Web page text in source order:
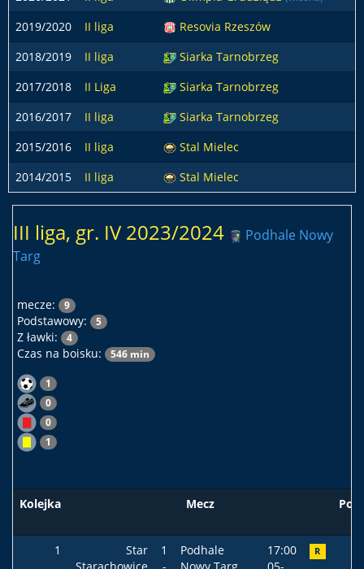
2019/2020 II liga
Resovia Rzeszów
2018/2019
II liga
Siarka Tarnobrzeg
2017/2018
II Liga
Siarka Tarnobrzeg
2016/2017
II liga
Siarka Tarnobrzeg
2015/2016
II liga
Stal Mielec
2014/2015
II liga Stal Mielec
III liga, gr. IV 2023/2024
Podhale Nowy
Targ
mecze: 9
Podstawowy: 5
Z ławki: 4
Czas na boisku: 546 min
1
0
0
1
Kolejka Mecz
1
Star
1
Podhale
17:00
R